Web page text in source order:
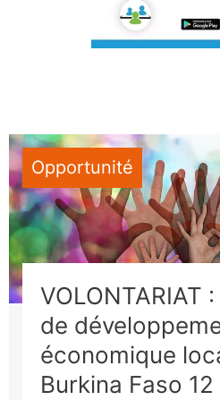
Opportunité
VOLONTARIAT
de
économique
Burkina Faso